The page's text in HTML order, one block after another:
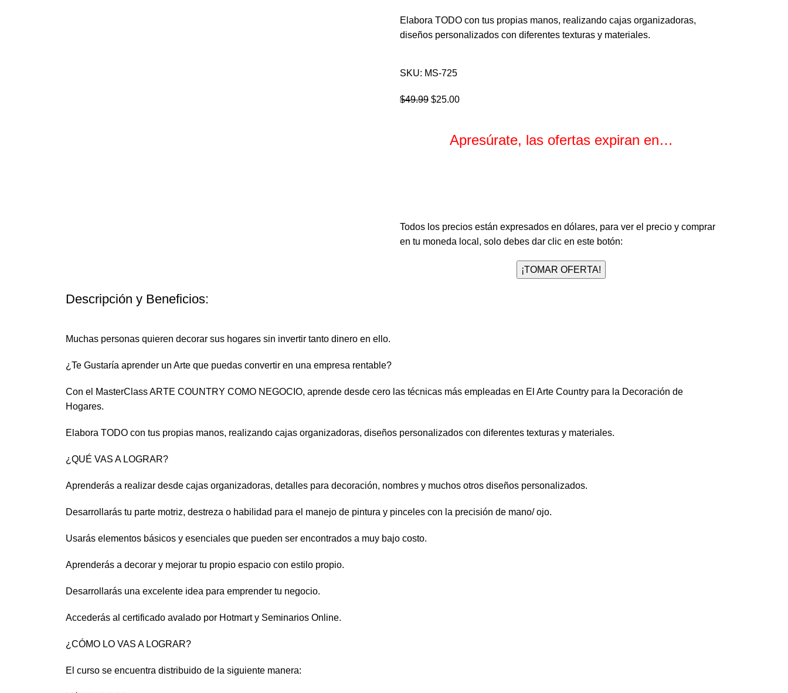
Elabora TODO con tus propias manos, realizando cajas organizadoras,
diseños personalizados con diferentes texturas y materiales.
SKU: MS-725
$49.99 $25.00
Apresúrate, las ofertas expiran en…
Todos los precios están expresados en dólares, para ver el precio y comprar
en tu moneda local, solo debes dar clic en este botón:
¡TOMAR OFERTA!
Descripción y Beneficios:
Muchas personas quieren decorar sus hogares sin invertir tanto dinero en ello.
¿Te Gustaría aprender un Arte que puedas convertir en una empresa rentable?
Con el MasterClass ARTE COUNTRY COMO NEGOCIO, aprende desde cero las técnicas más empleadas en El Arte Country para la Decoración de
Hogares.
Elabora TODO con tus propias manos, realizando cajas organizadoras, diseños personalizados con diferentes texturas y materiales.
¿QUÉ VAS A LOGRAR?
Aprenderás a realizar desde cajas organizadoras, detalles para decoración, nombres y muchos otros diseños personalizados.
Desarrollarás tu parte motriz, destreza o habilidad para el manejo de pintura y pinceles con la precisión de mano/ ojo.
Usarás elementos básicos y esenciales que pueden ser encontrados a muy bajo costo.
Aprenderás a decorar y mejorar tu propio espacio con estilo propio.
Desarrollarás una excelente idea para emprender tu negocio.
Accederás al certificado avalado por Hotmart y Seminarios Online.
¿CÓMO LO VAS A LOGRAR?
El curso se encuentra distribuido de la siguiente manera: